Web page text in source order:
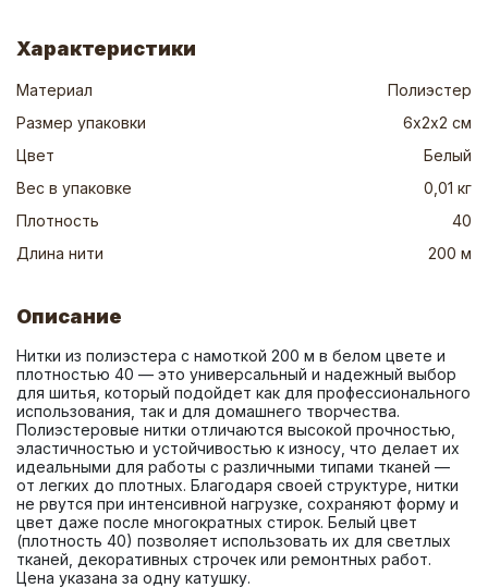
Характеристики
Материал
Полиэстер
Размер упаковки
6х2х2 см
Цвет
Белый
Вес в упаковке
0,01 кг
Плотность
40
Длина нити
200 м
Описание
Нитки из полиэстера с намоткой 200 м в белом цвете и
плотностью 40 — это универсальный и надежный выбор
для шитья, который подойдет как для профессионального
использования, так и для домашнего творчества.
Полиэстеровые нитки отличаются высокой прочностью,
эластичностью и устойчивостью к износу, что делает их
идеальными для работы с различными типами тканей —
от легких до плотных. Благодаря своей структуре, нитки
не рвутся при интенсивной нагрузке, сохраняют форму и
цвет даже после многократных стирок. Белый цвет
(плотность 40) позволяет использовать их для светлых
тканей, декоративных строчек или ремонтных работ.
Цена указана за одну катушку.